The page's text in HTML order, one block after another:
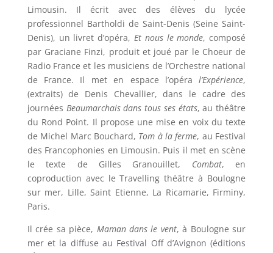
Limousin. Il écrit avec des élèves du lycée
professionnel Bartholdi de Saint-Denis (Seine Saint-
Denis), un livret d’opéra, Et nous le monde, composé
par Graciane Finzi, produit et joué par le Choeur de
Radio France et les musiciens de l’Orchestre national
de France. Il met en espace l’opéral’Expérience,
(extraits) de Denis Chevallier, dans le cadre des
journées Beaumarchais dans tous ses états, au théâtre
du Rond Point. Il propose une mise en voix du texte
de Michel Marc Bouchard, Tom à la ferme, au Festival
des Francophonies en Limousin. Puis il met en scène
le texte de Gilles Granouillet, Combat, en
coproduction avec le Travelling théâtre à Boulogne
sur mer, Lille, Saint Etienne, La Ricamarie, Firminy,
Paris.
Il crée sa pièce, Maman dans le vent, à Boulogne sur
mer et la diffuse au Festival Off d’Avignon (éditions